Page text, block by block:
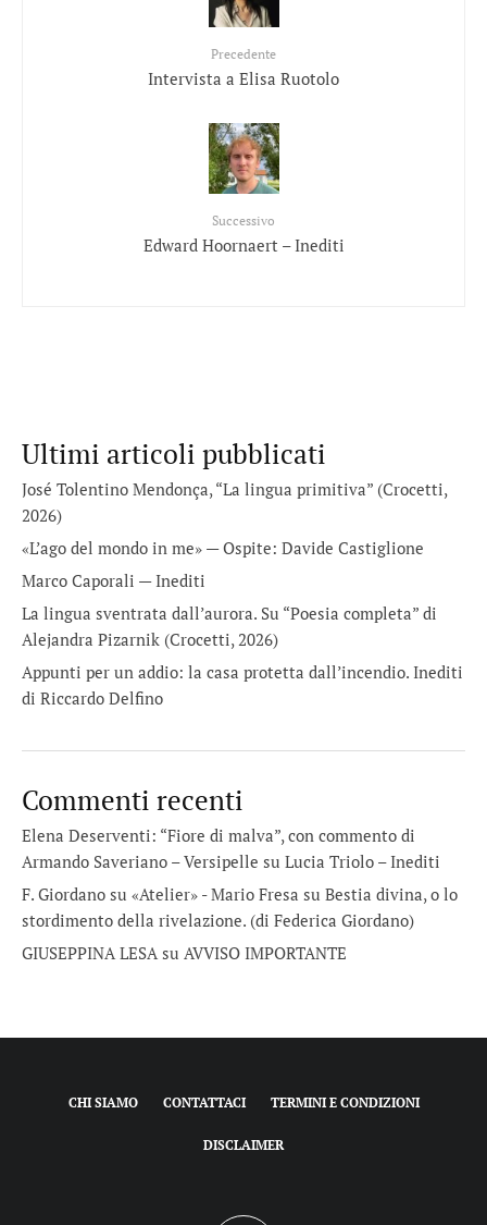
Precedente
Intervista a Elisa Ruotolo
Successivo
Edward Hoornaert – Inediti
Ultimi articoli pubblicati
José Tolentino Mendonça, “La lingua primitiva” (Crocetti,
2026)
«L’ago del mondo in me» — Ospite: Davide Castiglione
Marco Caporali — Inediti
La lingua sventrata dall’aurora. Su “Poesia completa” di
Alejandra Pizarnik (Crocetti, 2026)
Appunti per un addio: la casa protetta dall’incendio. Inediti
di Riccardo Delfino
Commenti recenti
Elena Deserventi: “Fiore di malva”, con commento di
Armando Saveriano – Versipelle su Lucia Triolo – Inediti
F. Giordano su «Atelier» - Mario Fresa su Bestia divina, o lo
stordimento della rivelazione. (di Federica Giordano)
GIUSEPPINA LESAsu AVVISO IMPORTANTE
CHI SIAMO CONTATTACI TERMINI E CONDIZIONI
DISCLAIMER